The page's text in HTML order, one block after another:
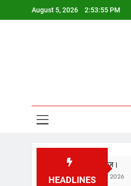
August 5, 2026 2:53:56 PM
HEADLINES
समृद्धि न्यूज।
August 1, 2026